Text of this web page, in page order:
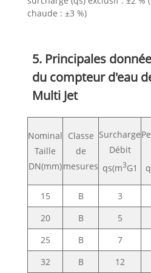
chaude : ±3 %)
5. Principales
du compteur d'eau
Multi Jet
Nominal
Taille
DN(mm)
Classe
de
mesures
Surcharge
Débit
qs(m3G1
15 B 3
20
B 5
25
B 7
32
B 12